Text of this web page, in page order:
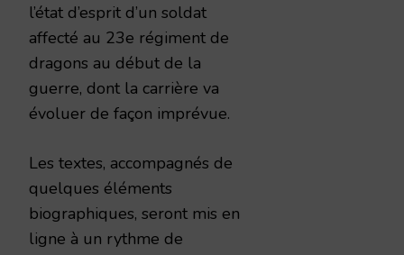
l’état d’esprit d’un soldat
affecté au 23e régiment de
dragons au début de la
guerre, dont la carrière va
évoluer de façon imprévue.
Les textes, accompagnés de
quelques éléments
biographiques, seront mis en
ligne à un rythme de